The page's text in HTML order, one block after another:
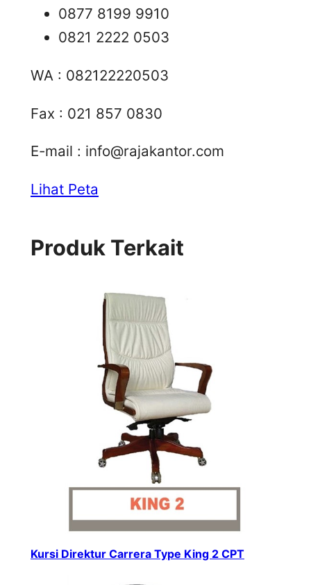
0877 8199 9910
0821 2222 0503
WA : 082122220503
Fax : 021 857 0830
E-mail : info@rajakantor.com
Lihat Peta
Produk Terkait
Kursi Direktur Carrera Type King 2 CPT